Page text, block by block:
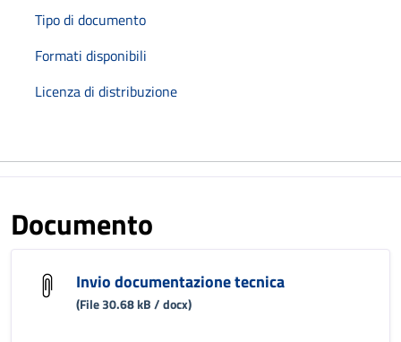
Tipo di documento
Formati disponibili
Licenza di distribuzione
Documento
Invio documentazione tecnica
(File 30.68 kB / docx)